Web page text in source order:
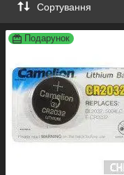
Сортування
Подарунок